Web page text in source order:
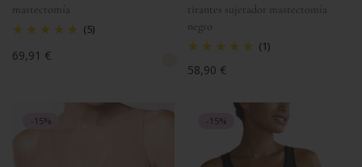
mastectomía
(5)
Precio
69,91 €
tirantes sujetador mastectomía
negro
(1)
Precio
58,90 €
-15% -15%